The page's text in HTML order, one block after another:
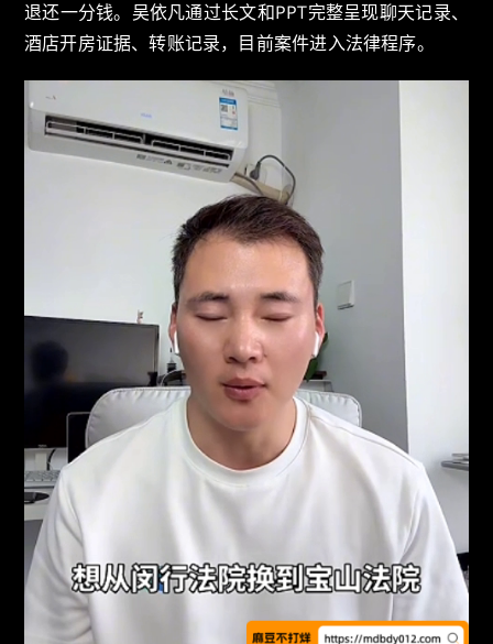
退还一分钱。吴依凡通过长文和PPT完整呈现聊天记录、
酒店开房证据、转账记录，目前案件进入法律程序。